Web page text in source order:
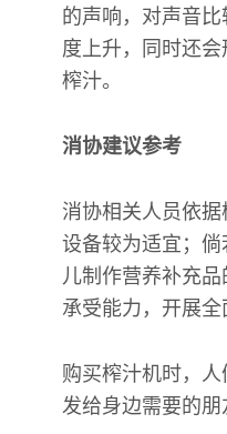
的声响，对声音
度上升，同时还
榨汁。
消协建议参考
消协相关人员依
设备较为适宜；
儿制作营养补充
承受能力，开展全
购买榨汁机时，
发给身边需要的朋